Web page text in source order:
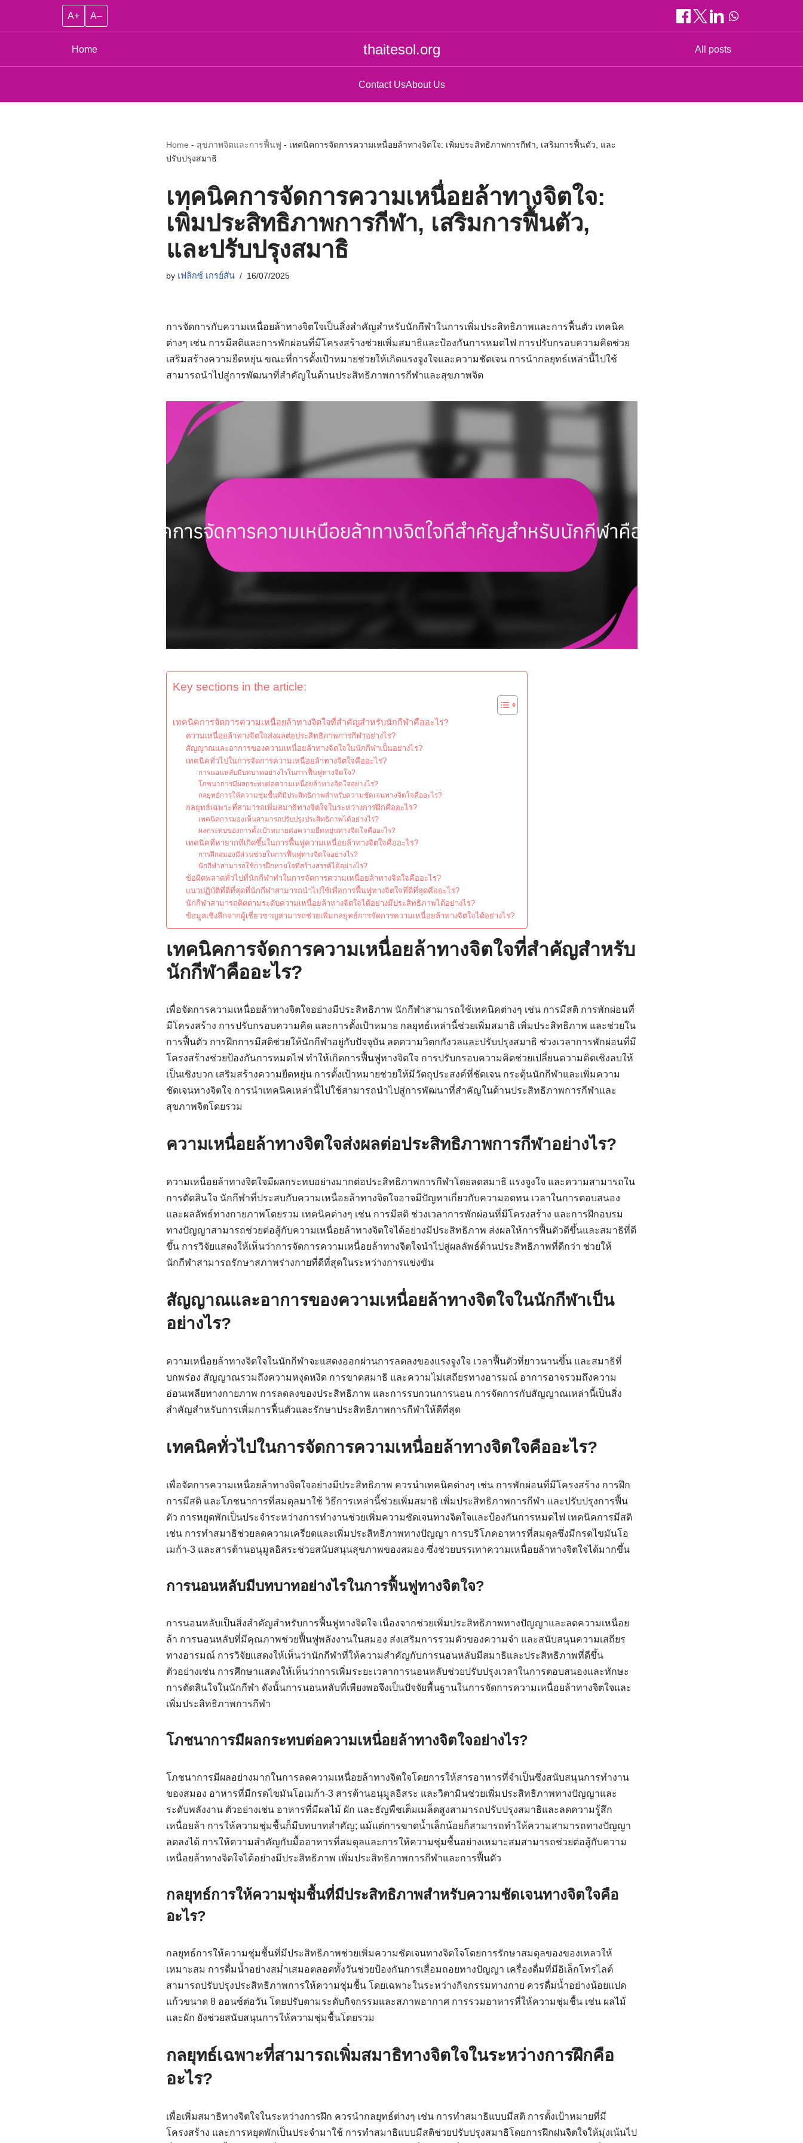
A+ A–
Home thaitesol.org All posts
Contact UsAbout Us
Home - สุขภาพจิตและการฟื้นฟู - เทคนิคการจัดการความเหนื่อยล้าทางจิตใจ: เพิ่มประสิทธิภาพการกีฬา, เสริมการฟื้นตัว, และ
ปรับปรุงสมาธิ
เทคนิคการจัดการความเหนื่อยล้าทางจิตใจ:
เพิ่มประสิทธิภาพการกีฬา, เสริมการฟื้นตัว,
และปรับปรุงสมาธิ
by เฟลิกซ์ เกรย์สัน 16/07/2025
การจัดการกับความเหนื่อยล้าทางจิตใจเป็นสิ่งสำคัญสำหรับนักกีฬาในการเพิ่มประสิทธิภาพและการฟื้นตัว เทคนิค
ต่างๆ เช่น การมีสติและการพักผ่อนที่มีโครงสร้างช่วยเพิ่มสมาธิและป้องกันการหมดไฟ การปรับกรอบความคิดช่วย
เสริมสร้างความยืดหยุ่น ขณะที่การตั้งเป้าหมายช่วยให้เกิดแรงจูงใจและความชัดเจน การนำกลยุทธ์เหล่านี้ไปใช้
สามารถนำไปสู่การพัฒนาที่สำคัญในด้านประสิทธิภาพการกีฬาและสุขภาพจิต
Key sections in the article:
เทคนิคการจัดการความเหนื่อยล้าทางจิตใจที่สำคัญสำหรับนักกีฬาคืออะไร?
ความเหนื่อยล้าทางจิตใจส่งผลต่อประสิทธิภาพการกีฬาอย่างไร?
สัญญาณและอาการของความเหนื่อยล้าทางจิตใจในนักกีฬาเป็นอย่างไร?
เทคนิคทั่วไปในการจัดการความเหนื่อยล้าทางจิตใจคืออะไร?
การนอนหลับมีบทบาทอย่างไรในการฟื้นฟูทางจิตใจ?
โภชนาการมีผลกระทบต่อความเหนื่อยล้าทางจิตใจอย่างไร?
กลยุทธ์การให้ความชุ่มชื้นที่มีประสิทธิภาพสำหรับความชัดเจนทางจิตใจคืออะไร?
กลยุทธ์เฉพาะที่สามารถเพิ่มสมาธิทางจิตใจในระหว่างการฝึกคืออะไร?
เทคนิคการมองเห็นสามารถปรับปรุงประสิทธิภาพได้อย่างไร?
ผลกระทบของการตั้งเป้าหมายต่อความยืดหยุ่นทางจิตใจคืออะไร?
เทคนิคที่หายากที่เกิดขึ้นในการฟื้นฟูความเหนื่อยล้าทางจิตใจคืออะไร?
การฝึกสมองมีส่วนช่วยในการฟื้นฟูทางจิตใจอย่างไร?
นักกีฬาสามารถใช้การฝึกหายใจที่สร้างสรรค์ได้อย่างไร?
ข้อผิดพลาดทั่วไปที่นักกีฬาทำในการจัดการความเหนื่อยล้าทางจิตใจคืออะไร?
แนวปฏิบัติที่ดีที่สุดที่นักกีฬาสามารถนำไปใช้เพื่อการฟื้นฟูทางจิตใจที่ดีที่สุดคืออะไร?
นักกีฬาสามารถติดตามระดับความเหนื่อยล้าทางจิตใจได้อย่างมีประสิทธิภาพได้อย่างไร?
ข้อมูลเชิงลึกจากผู้เชี่ยวชาญสามารถช่วยเพิ่มกลยุทธ์การจัดการความเหนื่อยล้าทางจิตใจได้อย่างไร?
เทคนิคการจัดการความเหนื่อยล้าทางจิตใจที่สำคัญสำหรับ
นักกีฬาคืออะไร?
เพื่อจัดการความเหนื่อยล้าทางจิตใจอย่างมีประสิทธิภาพ นักกีฬาสามารถใช้เทคนิคต่างๆ เช่น การมีสติ การพักผ่อนที่
มีโครงสร้าง การปรับกรอบความคิด และการตั้งเป้าหมาย กลยุทธ์เหล่านี้ช่วยเพิ่มสมาธิ เพิ่มประสิทธิภาพ และช่วยใน
การฟื้นตัว การฝึกการมีสติช่วยให้นักกีฬาอยู่กับปัจจุบัน ลดความวิตกกังวลและปรับปรุงสมาธิ ช่วงเวลาการพักผ่อนที่มี
โครงสร้างช่วยป้องกันการหมดไฟ ทำให้เกิดการฟื้นฟูทางจิตใจ การปรับกรอบความคิดช่วยเปลี่ยนความคิดเชิงลบให้
เป็นเชิงบวก เสริมสร้างความยืดหยุ่น การตั้งเป้าหมายช่วยให้มีวัตถุประสงค์ที่ชัดเจน กระตุ้นนักกีฬาและเพิ่มความ
ชัดเจนทางจิตใจ การนำเทคนิคเหล่านี้ไปใช้สามารถนำไปสู่การพัฒนาที่สำคัญในด้านประสิทธิภาพการกีฬาและ
สุขภาพจิตโดยรวม
ความเหนื่อยล้าทางจิตใจส่งผลต่อประสิทธิภาพการกีฬาอย่างไร?
ความเหนื่อยล้าทางจิตใจมีผลกระทบอย่างมากต่อประสิทธิภาพการกีฬาโดยลดสมาธิ แรงจูงใจ และความสามารถใน
การตัดสินใจ นักกีฬาที่ประสบกับความเหนื่อยล้าทางจิตใจอาจมีปัญหาเกี่ยวกับความอดทน เวลาในการตอบสนอง
และผลลัพธ์ทางกายภาพโดยรวม เทคนิคต่างๆ เช่น การมีสติ ช่วงเวลาการพักผ่อนที่มีโครงสร้าง และการฝึกอบรม
ทางปัญญาสามารถช่วยต่อสู้กับความเหนื่อยล้าทางจิตใจได้อย่างมีประสิทธิภาพ ส่งผลให้การฟื้นตัวดีขึ้นและสมาธิที่ดี
ขึ้น การวิจัยแสดงให้เห็นว่าการจัดการความเหนื่อยล้าทางจิตใจนำไปสู่ผลลัพธ์ด้านประสิทธิภาพที่ดีกว่า ช่วยให้
นักกีฬาสามารถรักษาสภาพร่างกายที่ดีที่สุดในระหว่างการแข่งขัน
สัญญาณและอาการของความเหนื่อยล้าทางจิตใจในนักกีฬาเป็น
อย่างไร?
ความเหนื่อยล้าทางจิตใจในนักกีฬาจะแสดงออกผ่านการลดลงของแรงจูงใจ เวลาฟื้นตัวที่ยาวนานขึ้น และสมาธิที่
บกพร่อง สัญญาณรวมถึงความหงุดหงิด การขาดสมาธิ และความไม่เสถียรทางอารมณ์ อาการอาจรวมถึงความ
อ่อนเพลียทางกายภาพ การลดลงของประสิทธิภาพ และการรบกวนการนอน การจัดการกับสัญญาณเหล่านี้เป็นสิ่ง
สำคัญสำหรับการเพิ่มการฟื้นตัวและรักษาประสิทธิภาพการกีฬาให้ดีที่สุด
เทคนิคทั่วไปในการจัดการความเหนื่อยล้าทางจิตใจคืออะไร?
เพื่อจัดการความเหนื่อยล้าทางจิตใจอย่างมีประสิทธิภาพ ควรนำเทคนิคต่างๆ เช่น การพักผ่อนที่มีโครงสร้าง การฝึก
การมีสติ และโภชนาการที่สมดุลมาใช้ วิธีการเหล่านี้ช่วยเพิ่มสมาธิ เพิ่มประสิทธิภาพการกีฬา และปรับปรุงการฟื้น
ตัว การหยุดพักเป็นประจำระหว่างการทำงานช่วยเพิ่มความชัดเจนทางจิตใจและป้องกันการหมดไฟ เทคนิคการมีสติ
เช่น การทำสมาธิช่วยลดความเครียดและเพิ่มประสิทธิภาพทางปัญญา การบริโภคอาหารที่สมดุลซึ่งมีกรดไขมันโอ
เมก้า-3 และสารต้านอนุมูลอิสระช่วยสนับสนุนสุขภาพของสมอง ซึ่งช่วยบรรเทาความเหนื่อยล้าทางจิตใจได้มากขึ้น
การนอนหลับมีบทบาทอย่างไรในการฟื้นฟูทางจิตใจ?
การนอนหลับเป็นสิ่งสำคัญสำหรับการฟื้นฟูทางจิตใจ เนื่องจากช่วยเพิ่มประสิทธิภาพทางปัญญาและลดความเหนื่อย
ล้า การนอนหลับที่มีคุณภาพช่วยฟื้นฟูพลังงานในสมอง ส่งเสริมการรวมตัวของความจำ และสนับสนุนความเสถียร
ทางอารมณ์ การวิจัยแสดงให้เห็นว่านักกีฬาที่ให้ความสำคัญกับการนอนหลับมีสมาธิและประสิทธิภาพที่ดีขึ้น
ตัวอย่างเช่น การศึกษาแสดงให้เห็นว่าการเพิ่มระยะเวลาการนอนหลับช่วยปรับปรุงเวลาในการตอบสนองและทักษะ
การตัดสินใจในนักกีฬา ดังนั้นการนอนหลับที่เพียงพอจึงเป็นปัจจัยพื้นฐานในการจัดการความเหนื่อยล้าทางจิตใจและ
เพิ่มประสิทธิภาพการกีฬา
โภชนาการมีผลกระทบต่อความเหนื่อยล้าทางจิตใจอย่างไร?
โภชนาการมีผลอย่างมากในการลดความเหนื่อยล้าทางจิตใจโดยการให้สารอาหารที่จำเป็นซึ่งสนับสนุนการทำงาน
ของสมอง อาหารที่มีกรดไขมันโอเมก้า-3 สารต้านอนุมูลอิสระ และวิตามินช่วยเพิ่มประสิทธิภาพทางปัญญาและ
ระดับพลังงาน ตัวอย่างเช่น อาหารที่มีผลไม้ ผัก และธัญพืชเต็มเมล็ดสูงสามารถปรับปรุงสมาธิและลดความรู้สึก
เหนื่อยล้า การให้ความชุ่มชื้นก็มีบทบาทสำคัญ; แม้แต่การขาดน้ำเล็กน้อยก็สามารถทำให้ความสามารถทางปัญญา
ลดลงได้ การให้ความสำคัญกับมื้ออาหารที่สมดุลและการให้ความชุ่มชื้นอย่างเหมาะสมสามารถช่วยต่อสู้กับความ
เหนื่อยล้าทางจิตใจได้อย่างมีประสิทธิภาพ เพิ่มประสิทธิภาพการกีฬาและการฟื้นตัว
กลยุทธ์การให้ความชุ่มชื้นที่มีประสิทธิภาพสำหรับความชัดเจนทางจิตใจคือ
อะไร?
กลยุทธ์การให้ความชุ่มชื้นที่มีประสิทธิภาพช่วยเพิ่มความชัดเจนทางจิตใจโดยการรักษาสมดุลของของเหลวให้
เหมาะสม การดื่มน้ำอย่างสม่ำเสมอตลอดทั้งวันช่วยป้องกันการเสื่อมถอยทางปัญญา เครื่องดื่มที่มีอิเล็กโทรไลต์
สามารถปรับปรุงประสิทธิภาพการให้ความชุ่มชื้น โดยเฉพาะในระหว่างกิจกรรมทางกาย ควรดื่มน้ำอย่างน้อยแปด
แก้วขนาด 8 ออนซ์ต่อวัน โดยปรับตามระดับกิจกรรมและสภาพอากาศ การรวมอาหารที่ให้ความชุ่มชื้น เช่น ผลไม้
และผัก ยังช่วยสนับสนุนการให้ความชุ่มชื้นโดยรวม
กลยุทธ์เฉพาะที่สามารถเพิ่มสมาธิทางจิตใจในระหว่างการฝึกคือ
อะไร?
เพื่อเพิ่มสมาธิทางจิตใจในระหว่างการฝึก ควรนำกลยุทธ์ต่างๆ เช่น การทำสมาธิแบบมีสติ การตั้งเป้าหมายที่มี
โครงสร้าง และการหยุดพักเป็นประจำมาใช้ การทำสมาธิแบบมีสติช่วยปรับปรุงสมาธิโดยการฝึกฝนจิตใจให้มุ่งเน้นไป